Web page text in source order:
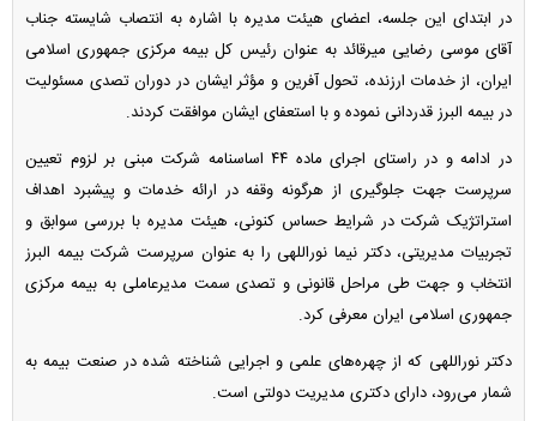
در ابتدای این جلسه، اعضای هیئت مدیره با اشاره به انتصاب شایسته جناب
آقای موسی رضایی میرقائد به عنوان رئیس کل بیمه مرکزی جمهوری اسلامی
ایران، از خدمات ارزنده، تحول آفرین و مؤثر ایشان در دوران تصدی مسئولیت
در بیمه البرز قدردانی نموده و با استعفای ایشان موافقت کردند.
در ادامه و در راستای اجرای ماده ۴۴ اساسنامه شرکت مبنی بر لزوم تعیین
سرپرست جهت جلوگیری از هرگونه وقفه در ارائه خدمات و پیشبرد اهداف
استراتژیک شرکت در شرایط حساس کنونی، هیئت مدیره با بررسی سوابق و
تجربیات مدیریتی، دکتر نیما نوراللهی را به عنوان سرپرست شرکت بیمه البرز
انتخاب و جهت طی مراحل قانونی و تصدی سمت مدیرعاملی به بیمه مرکزی
جمهوری اسلامی ایران معرفی کرد.
دکتر نوراللهی که از چهره‌های علمی و اجرایی شناخته شده در صنعت بیمه به
شمار می‌رود، دارای دکتری مدیریت دولتی است.